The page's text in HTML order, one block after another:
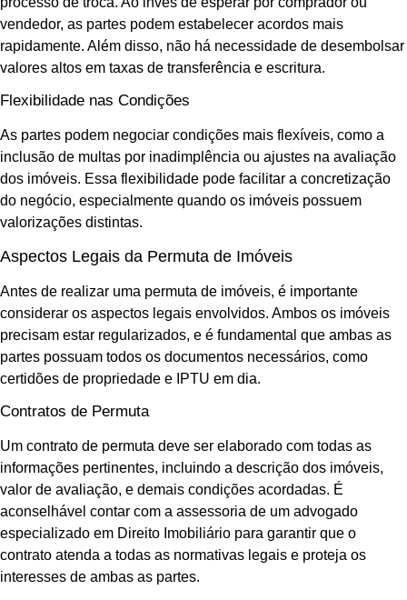
vendedor, as partes podem estabelecer acordos mais
rapidamente. Além disso, não há necessidade de desembolsar
valores altos em taxas de transferência e escritura.
Flexibilidade nas Condições
As partes podem negociar condições mais flexíveis, como a
inclusão de multas por inadimplência ou ajustes na avaliação
dos imóveis. Essa flexibilidade pode facilitar a concretização
do negócio, especialmente quando os imóveis possuem
valorizações distintas.
Aspectos Legais da Permuta de Imóveis
Antes de realizar uma permuta de imóveis, é importante
considerar os aspectos legais envolvidos. Ambos os imóveis
precisam estar regularizados, e é fundamental que ambas as
partes possuam todos os documentos necessários, como
certidões de propriedade e IPTU em dia.
Contratos de Permuta
Um contrato de permuta deve ser elaborado com todas as
informações pertinentes, incluindo a descrição dos imóveis,
valor de avaliação, e demais condições acordadas. É
aconselhável contar com a assessoria de um advogado
especializado em Direito Imobiliário para garantir que o
contrato atenda a todas as normativas legais e proteja os
interesses de ambas as partes.